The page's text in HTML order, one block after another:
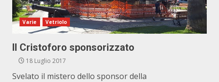
Varie Vetriolo
Il Cristoforo sponsorizzato
18 Luglio 2017
Svelato il mistero dello sponsor della